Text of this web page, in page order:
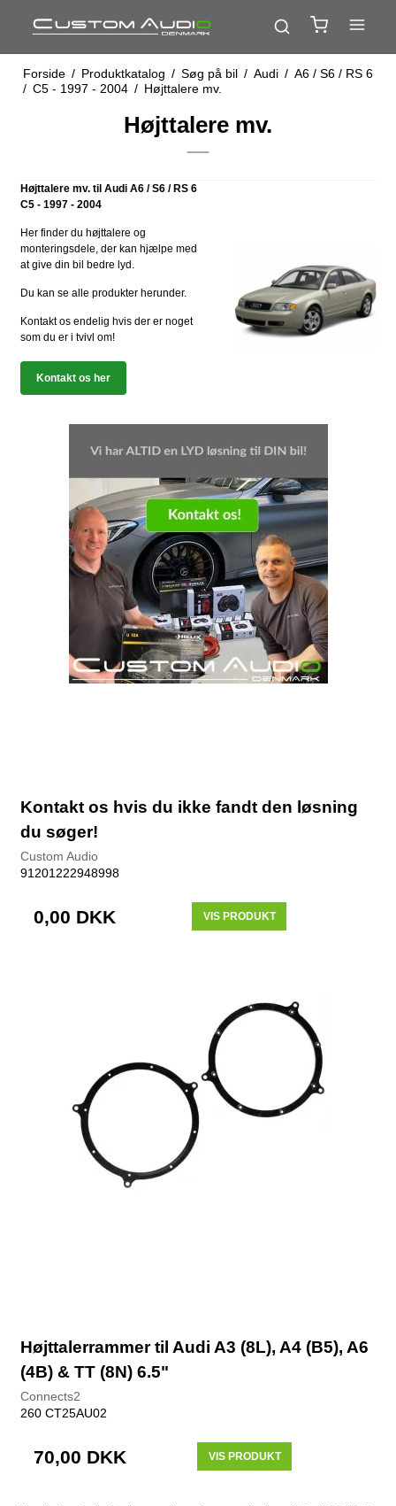
Forside / Produktkatalog / Søg på bil / Audi / A6 / S6 / RS 6
/ C5 - 1997 - 2004 / Højttalere mv.
Højttalere mv.
Højttalere mv. til Audi A6 / S6 / RS 6
C5 - 1997 - 2004
Her finder du højttalere og
monteringsdele, der kan hjælpe med
at give din bil bedre lyd.
Du kan se alle produkter herunder.
Kontakt os endelig hvis der er noget
som du er i tvivl om!
Kontakt os her
Kontakt os hvis du ikke fandt den løsning
du søger!
Custom Audio
91201222948998
0,00 DKK VIS PRODUKT
Højttalerrammer til Audi A3 (8L), A4 (B5), A6
(4B) & TT (8N) 6.5"
Connects2
260 CT25AU02
70,00 DKK VIS PRODUKT